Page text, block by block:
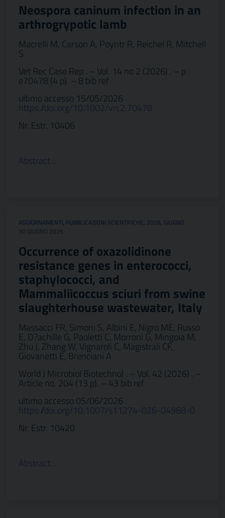
Neospora caninum infection in an
arthrogrypotic lamb
Macrelli M, Carson A, Poyntr R, Reichel R, Mitchell
S
Vet Rec Case Rep . – Vol. 14 no 2 (2026) . – p
e70478 (4 p). – 8 bib ref
ultimo accesso 15/05/2026
https://doi.org/10.1002/vrc2.70478
Nr. Estr. 10406
Abstract…
AGGIORNAMENTI, PUBBLICAZIONI SCIENTIFICHE, 2026, GIUGNO
30 GIUGNO 2026
Occurrence of oxazolidinone
resistance genes in enterococci,
staphylococci, and
Mammaliicoccus sciuri from swine
slaughterhouse wastewater, Italy
Massacci FR, Simoni S, Albini E, Nigro ME, Russo
E, D?achille G, Paoletti C, Morroni G, Mingoia M,
Zhu J, Zhang W, Vignaroli C, Magistrali CF,
Giovanetti E, Brenciani A
World J Microbiol Biotechnol . – Vol. 42 (2026) . –
Article no. 204 (13 p). – 43 bib ref
ultimo accesso 05/06/2026
https://doi.org/10.1007/s11274-026-04968-0
Nr. Estr. 10420
Abstract…